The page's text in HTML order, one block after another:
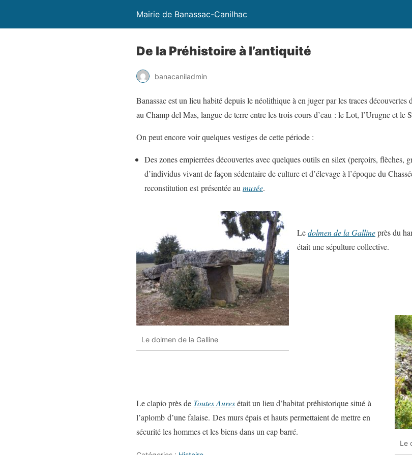
Mairie de Banassac-Canilhac
De la Préhistoire à l’antiquité
banacaniladmin
Banassac est un lieu habité depuis le néolithique à en juger par les traces
au Champ del Mas, langue de terre entre les trois cours d’eau : le Lot, l’Urugne et le
On peut encore voir quelques vestiges de cette période :
Des zones empierrées découvertes avec quelques outils en silex (perçoirs, flèches,
d’individus vivant de façon sédentaire de culture et d’élevage à l’époque du
reconstitution est présentée au musée.
Le dolmen de la Galline
Ledolmen de la Gallineprès du
était une sépulture collective.
Le
Le clapio près de Toutes Auresétait un lieu d’habitat préhistorique situé à
l’aplomb d’une falaise. Des murs épais et hauts permettaient de mettre en
sécurité les hommes et les biens dans un cap barré.